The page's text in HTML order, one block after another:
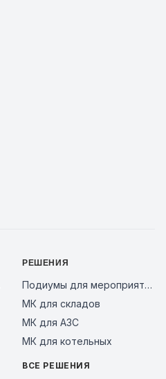
РЕШЕНИЯ
Подиумы для мероприятий
МК для складов
МК для АЗС
МК для котельных
ВСЕ РЕШЕНИЯ